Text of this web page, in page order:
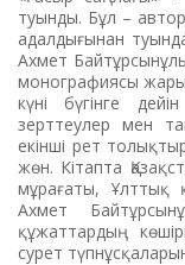
туынды. Бұл –
адал­дығы­нан
Ахмет
мо­ногра­фиясы
күні бүгінге
зерттеу­лер мен
екінші рет
жөн. Кітап­та
мұрағаты, Ұлттық
Ахмет
құжаттардың
сурет